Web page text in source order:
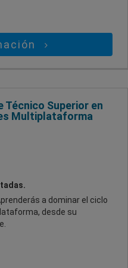
Superior en
Multiplataforma
a dominar el ciclo
desde su